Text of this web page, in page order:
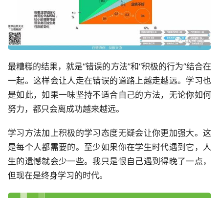
最糟糕的结果，就是“错误的方法”和“积极的行为”结合在
一起。这样会让人走在错误的道路上越走越远。学习也
是如此，如果一味坚持不适合自己的方法，无论你如何
努力，都只会离成功越来越远。
学习方法加上积极的学习态度无疑会让你更加强大。这
是每个人都需要的。至少如果你在学生时代遇到它，人
生的遗憾就会少一些。我只是恨自己遇到得晚了一点，
但现在是终身学习的时代。